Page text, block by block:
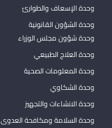
وحدة الإسعاف والطوارئ
وحدة الشؤون القانونية
وحدة شؤون مجلس الوزراء
وحدة العلاج الطبيعي
وحدة المعلومات الصحية
وحدة الشكاوي
وحدة الانشاءات والتجهيز
وحدة السلامة ومكافحة العدوى